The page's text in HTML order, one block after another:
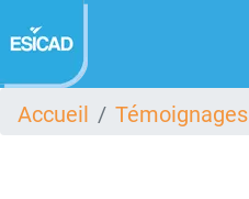
au
contenu
Accueil Témoignages